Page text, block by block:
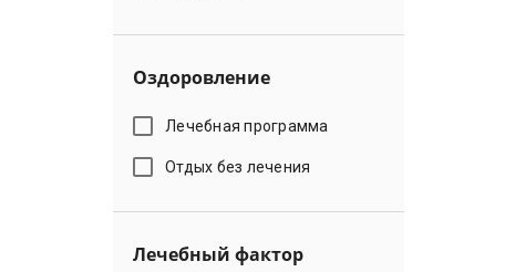
Оздоровление
Лечебная программа
Отдых без лечения
Лечебный фактор